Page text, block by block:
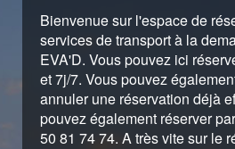
Bienvenue sur l'espace de
services de transport à la
EVA'D. Vous pouvez ici
et 7j/7. Vous pouvez
annuler une réservation déjà
pouvez également réserver
50 81 74 74. A très vite sur le